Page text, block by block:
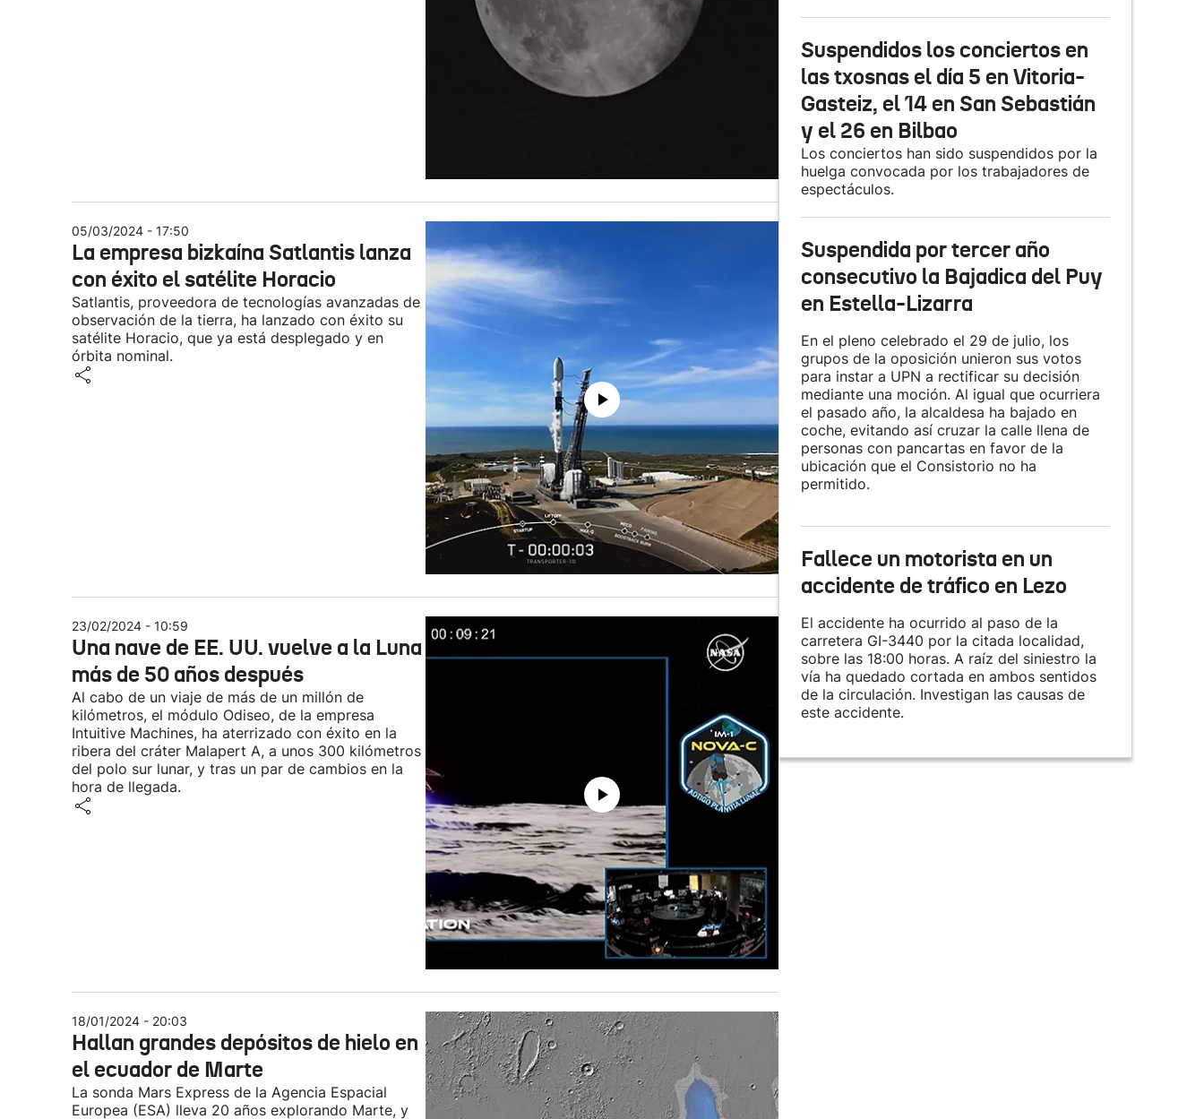
05/03/2024 - 17:50
La empresa bizkaína Satlantis lanza
con éxito el satélite Horacio
Satlantis, proveedora de tecnologías avanzadas de
observación de la tierra, ha lanzado con éxito su
satélite Horacio, que ya está desplegado y en
órbita nominal.
23/02/2024 - 10:59
Una nave de EE. UU. vuelve a la Luna
más de 50 años después
Al cabo de un viaje de más de un millón de
kilómetros, el módulo Odiseo, de la empresa
Intuitive Machines, ha aterrizado con éxito en la
ribera del cráter Malapert A, a unos 300 kilómetros
del polo sur lunar, y tras un par de cambios en la
hora de llegada.
18/01/2024 - 20:03
Hallan grandes depósitos de hielo en
el ecuador de Marte
La sonda Mars Express de la Agencia Espacial
Europea (ESA) lleva 20 años explorando Marte, y
Suspendidos los conciertos en
las txosnas el día 5 en Vitoria-
Gasteiz, el 14 en San Sebastián
y el 26 en Bilbao
Los conciertos han sido suspendidos por la
huelga convocada por los trabajadores de
espectáculos.
Suspendida por tercer año
consecutivo la Bajadica del Puy
en Estella-Lizarra
En el pleno celebrado el 29 de julio, los
grupos de la oposición unieron sus votos
para instar a UPN a rectificar su decisión
mediante una moción. Al igual que ocurriera
el pasado año, la alcaldesa ha bajado en
coche, evitando así cruzar la calle llena de
personas con pancartas en favor de la
ubicación que el Consistorio no ha
permitido.
Fallece un motorista en un
accidente de tráfico en Lezo
El accidente ha ocurrido al paso de la
carretera GI-3440 por la citada localidad,
sobre las 18:00 horas. A raíz del siniestro la
vía ha quedado cortada en ambos sentidos
de la circulación. Investigan las causas de
este accidente.